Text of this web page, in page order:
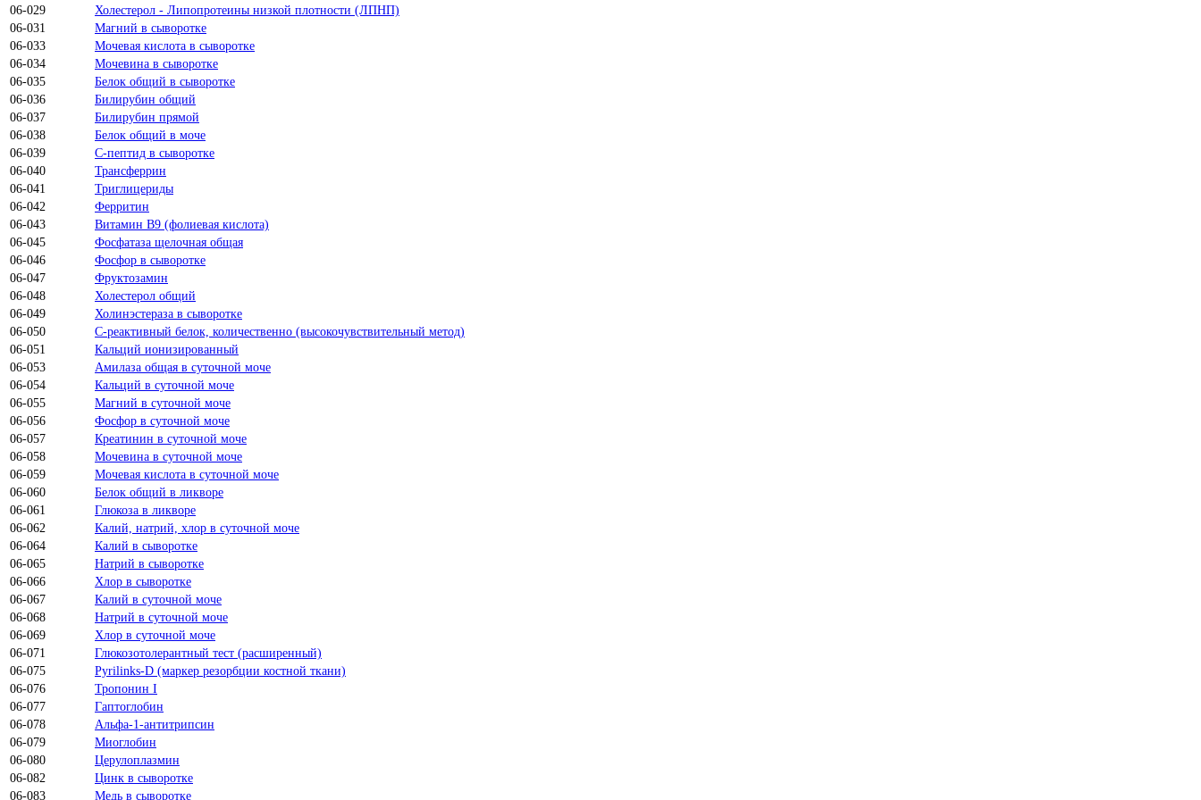
06-029
Холестерол - Липопротеины низкой плотности (ЛПНП)
06-031
Магний в сыворотке
06-033
Мочевая кислота в сыворотке
06-034
Мочевина в сыворотке
06-035
Белок общий в сыворотке
06-036
Билирубин общий
06-037
Билирубин прямой
06-038
Белок общий в моче
06-039
С-пептид в сыворотке
06-040
Трансферрин
06-041
Триглицериды
06-042
Ферритин
06-043
Витамин B9 (фолиевая кислота)
06-045
Фосфатаза щелочная общая
06-046
Фосфор в сыворотке
06-047
Фруктозамин
06-048
Холестерол общий
06-049
Холинэстераза в сыворотке
06-050
С-реактивный белок, количественно (высокочувствительный метод)
06-051
Кальций ионизированный
06-053
Амилаза общая в суточной моче
06-054
Кальций в суточной моче
06-055
Магний в суточной моче
06-056
Фосфор в суточной моче
06-057
Креатинин в суточной моче
06-058
Мочевина в суточной моче
06-059
Мочевая кислота в суточной моче
06-060
Белок общий в ликворе
06-061
Глюкоза в ликворе
06-062
Калий, натрий, хлор в суточной моче
06-064
Калий в сыворотке
06-065
Натрий в сыворотке
06-066
Хлор в сыворотке
06-067
Калий в суточной моче
06-068
Натрий в суточной моче
06-069
Хлор в суточной моче
06-071
Глюкозотолерантный тест (расширенный)
06-075
Pyrilinks-D (маркер резорбции костной ткани)
06-076
Тропонин I
06-077
Гаптоглобин
06-078
Альфа-1-антитрипсин
06-079
Миоглобин
06-080
Церулоплазмин
06-082
Цинк в сыворотке
06-083
Медь в сыворотке